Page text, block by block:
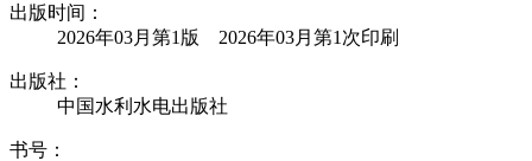
出版时间：
2026年03月第1版 2026年03月第1次印刷
出版社：
中国水利水电出版社
书号：